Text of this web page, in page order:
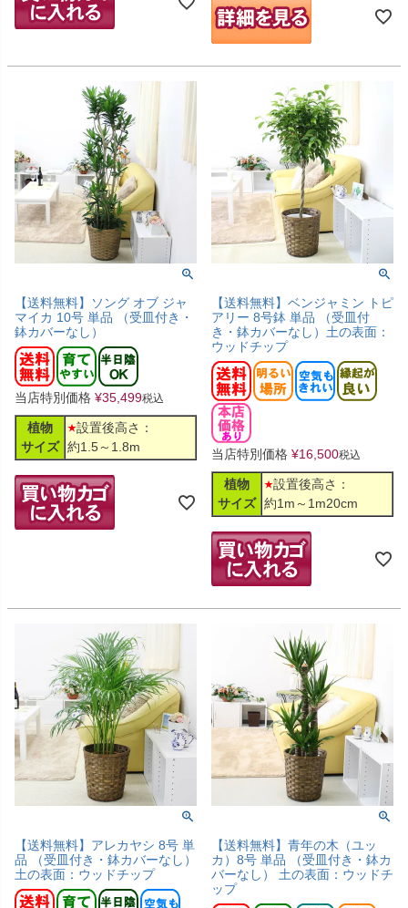
【送料無料】ソング オブ ジャ
マイカ 10号 単品 （受皿付き・
鉢カバーなし）
当店特別価格 ¥35,499税込
植物
サイズ
設置後高さ：
約1.5～1.8m
【送料無料】ベンジャミン トピ
アリー 8号鉢 単品 （受皿付
き・鉢カバーなし）土の表面：
ウッドチップ
当店特別価格 ¥16,500税込
植物
サイズ
設置後高さ：
約1m～1m20cm
【送料無料】アレカヤシ 8号 単
品 （受皿付き・鉢カバーなし）
土の表面：ウッドチップ
【送料無料】青年の木（ユッ
カ）8号 単品 （受皿付き・鉢カ
バーなし） 土の表面：ウッドチ
ップ